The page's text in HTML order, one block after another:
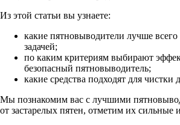
Из этой статьи вы узнаете:
какие пятновыводители лучше всего
задачей;
по каким критериям выбирают
безопасный пятновыводитель;
какие средства подходят для чистки
Мы познакомим вас с лучшими
от застарелых пятен, отметим их сильные